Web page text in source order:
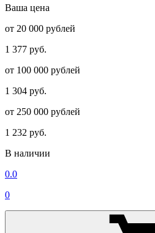
Ваша цена
от 20 000 рублей
1 377 руб.
от 100 000 рублей
1 304 руб.
от 250 000 рублей
1 232 руб.
В наличии
0.0
0